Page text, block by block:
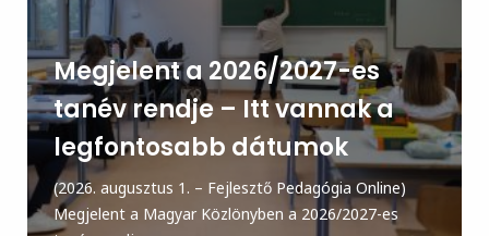
Megjelent a 2026/2027-es
tanév rendje – Itt vannak a
legfontosabb dátumok
(2026. augusztus 1. – Fejlesztő Pedagógia Online)
Megjelent a Magyar Közlönyben a 2026/2027-es